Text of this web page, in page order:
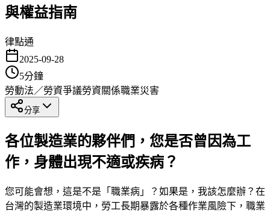
與權益指南
律點通
2025-09-28
5分鐘
勞動法／勞資爭議勞資關係職業災害
分享
各位製造業的夥伴們，您是否曾因為工
作，身體出現不適或疾病？
您可能會想，這是不是「職業病」？如果是，我該怎麼辦？在
台灣的製造業環境中，勞工長期暴露於各種作業風險下，職業